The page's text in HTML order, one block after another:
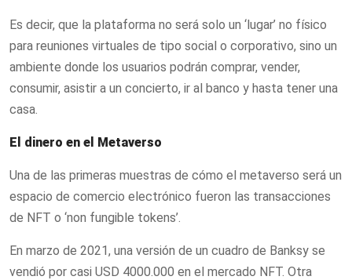
Es decir, que la plataforma no será solo un ‘lugar’ no físico
para reuniones virtuales de tipo social o corporativo, sino un
ambiente donde los usuarios podrán comprar, vender,
consumir, asistir a un concierto, ir al banco y hasta tener una
casa.
El dinero en el Metaverso
Una de las primeras muestras de cómo el metaverso será un
espacio de comercio electrónico fueron las transacciones
de NFT o ‘non fungible tokens’.
En marzo de 2021, una versión de un cuadro de Banksy se
vendió por casi USD 4000.000 en el mercado NFT. Otra